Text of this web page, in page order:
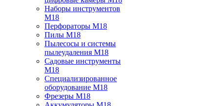
Наборы инструментов
M18
Перфораторы M18
Пилы M18
Пылесосы и системы
пылеудаления M18
Садовые инструменты
M18
Специализированное
оборудование M18
Фрезеры M18